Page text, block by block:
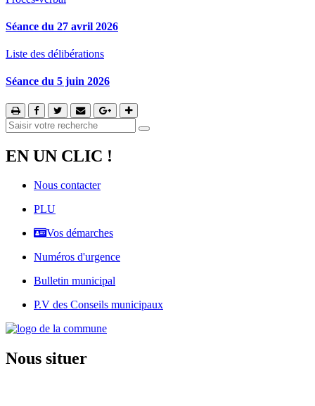
Séance du 27 avril 2026
Liste des délibérations
Séance du 5 juin 2026
EN UN CLIC !
Nous contacter
PLU
Vos démarches
Numéros d'urgence
Bulletin municipal
P.V des Conseils municipaux
Nous situer